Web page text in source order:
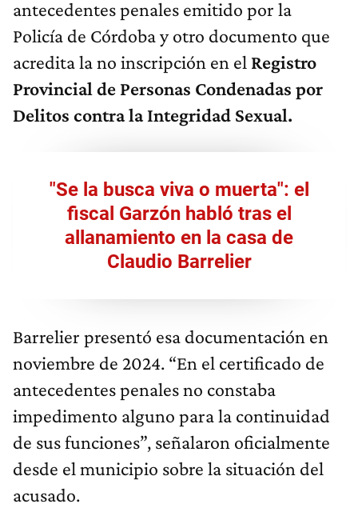
antecedentes penales emitido por la
Policía de Córdoba y otro documento que
acredita la no inscripción en el Registro
Provincial de Personas Condenadas por
Delitos contra la Integridad Sexual.
"Se la busca viva o muerta": el
fiscal Garzón habló tras el
allanamiento en la casa de
Claudio Barrelier
Barrelier presentó esa documentación en
noviembre de 2024. “En el certificado de
antecedentes penales no constaba
impedimento alguno para la continuidad
de sus funciones”, señalaron oficialmente
desde el municipio sobre la situación del
acusado.